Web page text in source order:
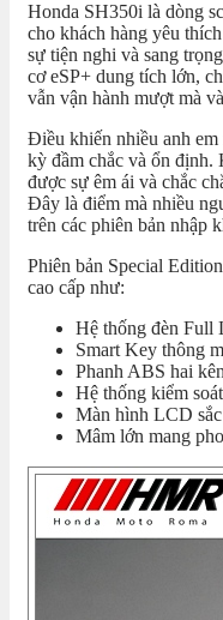
Honda SH350i là dòng
cho khách hàng yêu
sự tiện nghi và sang
cơ eSP+ dung tích lớn,
vẫn vận hành mượt mà
Điều khiến nhiều anh
kỳ đầm chắc và ổn định.
được sự êm ái và chắc
Đây là điểm mà nhiều
trên các phiên bản nhập
Phiên bản Special
cao cấp như:
Hệ thống đèn Full
Smart Key thông
Phanh ABS hai
Hệ thống kiểm
Màn hình LCD
Mâm lớn mang